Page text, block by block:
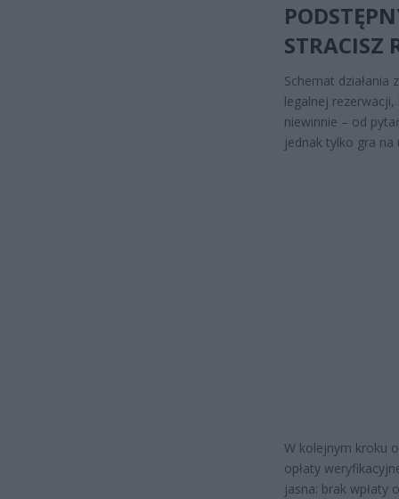
STRACISZ
Schemat
legalnej
niewinnie – od
jednak tylko gra na
W kolejnym kroku
opłaty
jasna: brak wpłaty